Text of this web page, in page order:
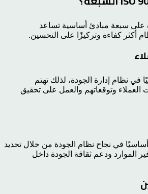
على سبعة مبادئ أساسية تساعد
أكثر كفاءة وتركيزًا على التحسين.
في نظام إدارة الجودة، لذلك تهتم
العملاء وتوقعاتهم والعمل على تحقيق
أساسيًا في نجاح نظام الجودة من خلال تحديد
الموارد ودعم ثقافة الجودة داخل